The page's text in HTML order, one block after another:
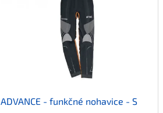
ADVANCE - funkčné nohavice - S